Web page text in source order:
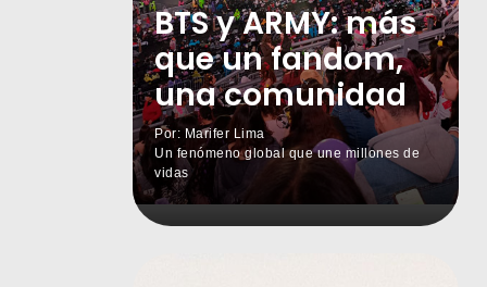
BTS y ARMY: más
que un fandom,
una comunidad
Por: Marifer Lima
Un fenómeno global que une millones de
vidas